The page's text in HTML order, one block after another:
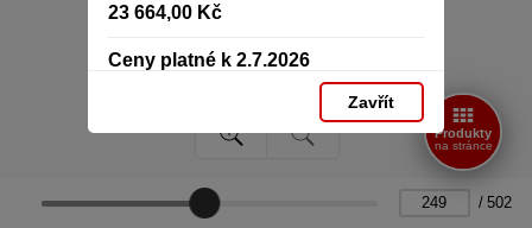
23 664,00 Kč
Ceny platné k 2.7.2026
Zavřít
/ 502
Produkty
na stránce